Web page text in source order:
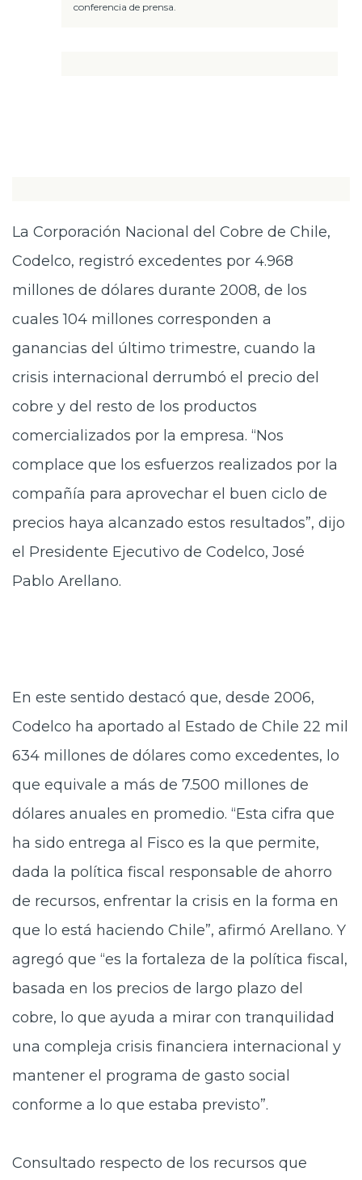
conferencia de prensa.
La Corporación Nacional del Cobre de Chile,
Codelco, registró excedentes por 4.968
millones de dólares durante 2008, de los
cuales 104 millones corresponden a
ganancias del último trimestre, cuando la
crisis internacional derrumbó el precio del
cobre y del resto de los productos
comercializados por la empresa. “Nos
complace que los esfuerzos realizados por la
compañía para aprovechar el buen ciclo de
precios haya alcanzado estos resultados”, dijo
el Presidente Ejecutivo de Codelco, José
Pablo Arellano.
En este sentido destacó que, desde 2006,
Codelco ha aportado al Estado de Chile 22 mil
634 millones de dólares como excedentes, lo
que equivale a más de 7.500 millones de
dólares anuales en promedio. “Esta cifra que
ha sido entrega al Fisco es la que permite,
dada la política fiscal responsable de ahorro
de recursos, enfrentar la crisis en la forma en
que lo está haciendo Chile”, afirmó Arellano. Y
agregó que “es la fortaleza de la política fiscal,
basada en los precios de largo plazo del
cobre, lo que ayuda a mirar con tranquilidad
una compleja crisis financiera internacional y
mantener el programa de gasto social
conforme a lo que estaba previsto”.
Consultado respecto de los recursos que